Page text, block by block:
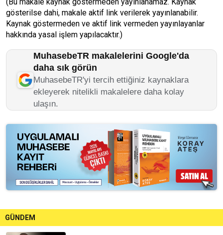
gösterilse dahi, makale aktif link verilerek yayınlanabilir.
Kaynak göstermeden ve aktif link vermeden yayınlayanlar
hakkında yasal işlem yapılacaktır.)
MuhasebeTR makalelerini Google'da
daha sık görün
MuhasebeTR'yi tercih ettiğiniz kaynaklara
ekleyerek nitelikli makalelere daha kolay
ulaşın.
GÜNDEM